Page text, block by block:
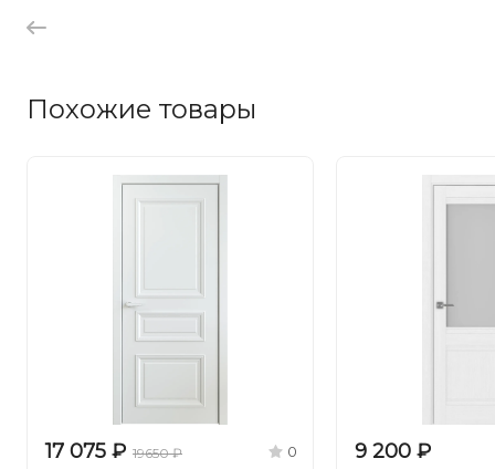
Похожие товары
17 075 ₽ 19650 ₽ 0 9 200 ₽